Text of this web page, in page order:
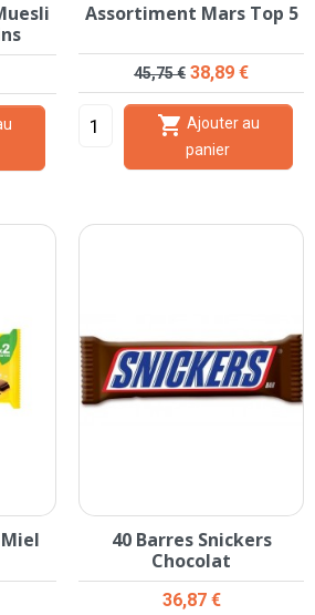
Assortiment Mars Top 5
Prix de base
45,75 € Prix
38,89 €

panier
40 Barres Snickers
Chocolat
Prix
36,87 €